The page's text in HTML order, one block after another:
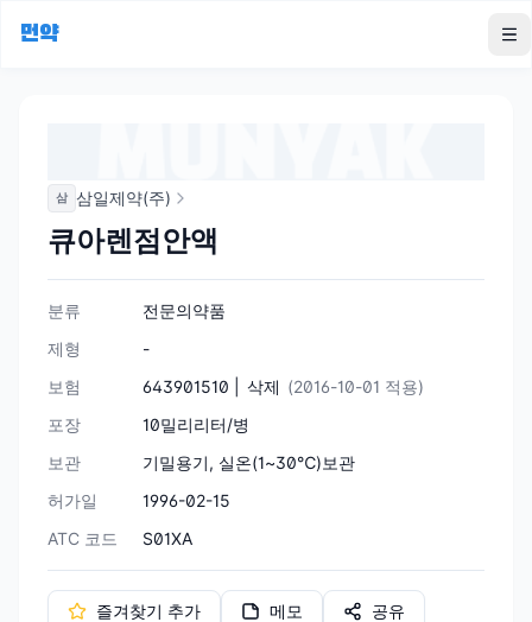
먼약
삼 삼일제약(주)
큐아렌점안액
분류
전문의약품
제형
-
보험
643901510 | 삭제 (2016-10-01 적용)
포장
10밀리리터/병
보관
기밀용기, 실온(1~30℃)보관
허가일
1996-02-15
ATC 코드
S01XA
즐겨찾기 추가 메모 공유